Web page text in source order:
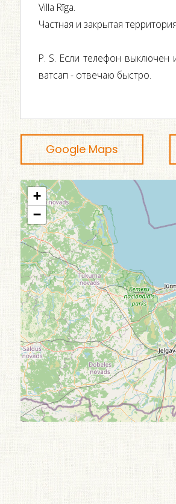
Villa Rīga.
Частная и закрытая
P. S. Если телефон выключен
ватсап - отвечаю быстро.
Google Maps
+
−